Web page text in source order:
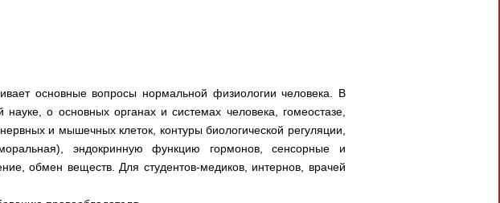
основные вопросы нормальной физиологии человека. В
о основных органах и системах человека, гомеостазе,
и мышечных клеток, контуры биологической регуляции,
эндокринную функцию гормонов, сенсорные и
обмен веществ. Для студентов-медиков, интернов, врачей